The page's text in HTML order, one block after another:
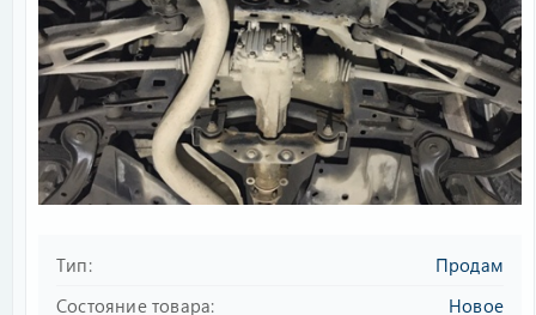
Тип
Продам
Состояние товара
Новое